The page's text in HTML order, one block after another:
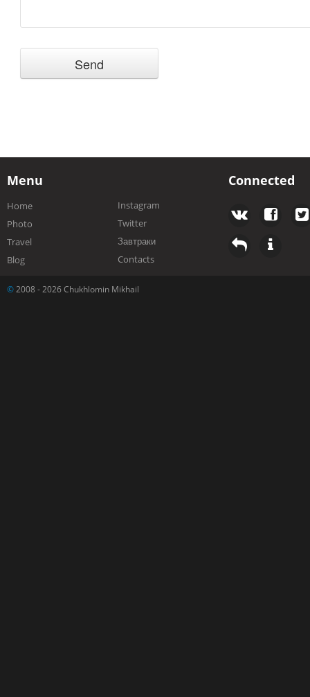
Menu
Home
Photo
Travel
Blog
Instagram
Twitter
Завтраки
Contacts
Connected
© 2008 - 2026 Chukhlomin Mikhail